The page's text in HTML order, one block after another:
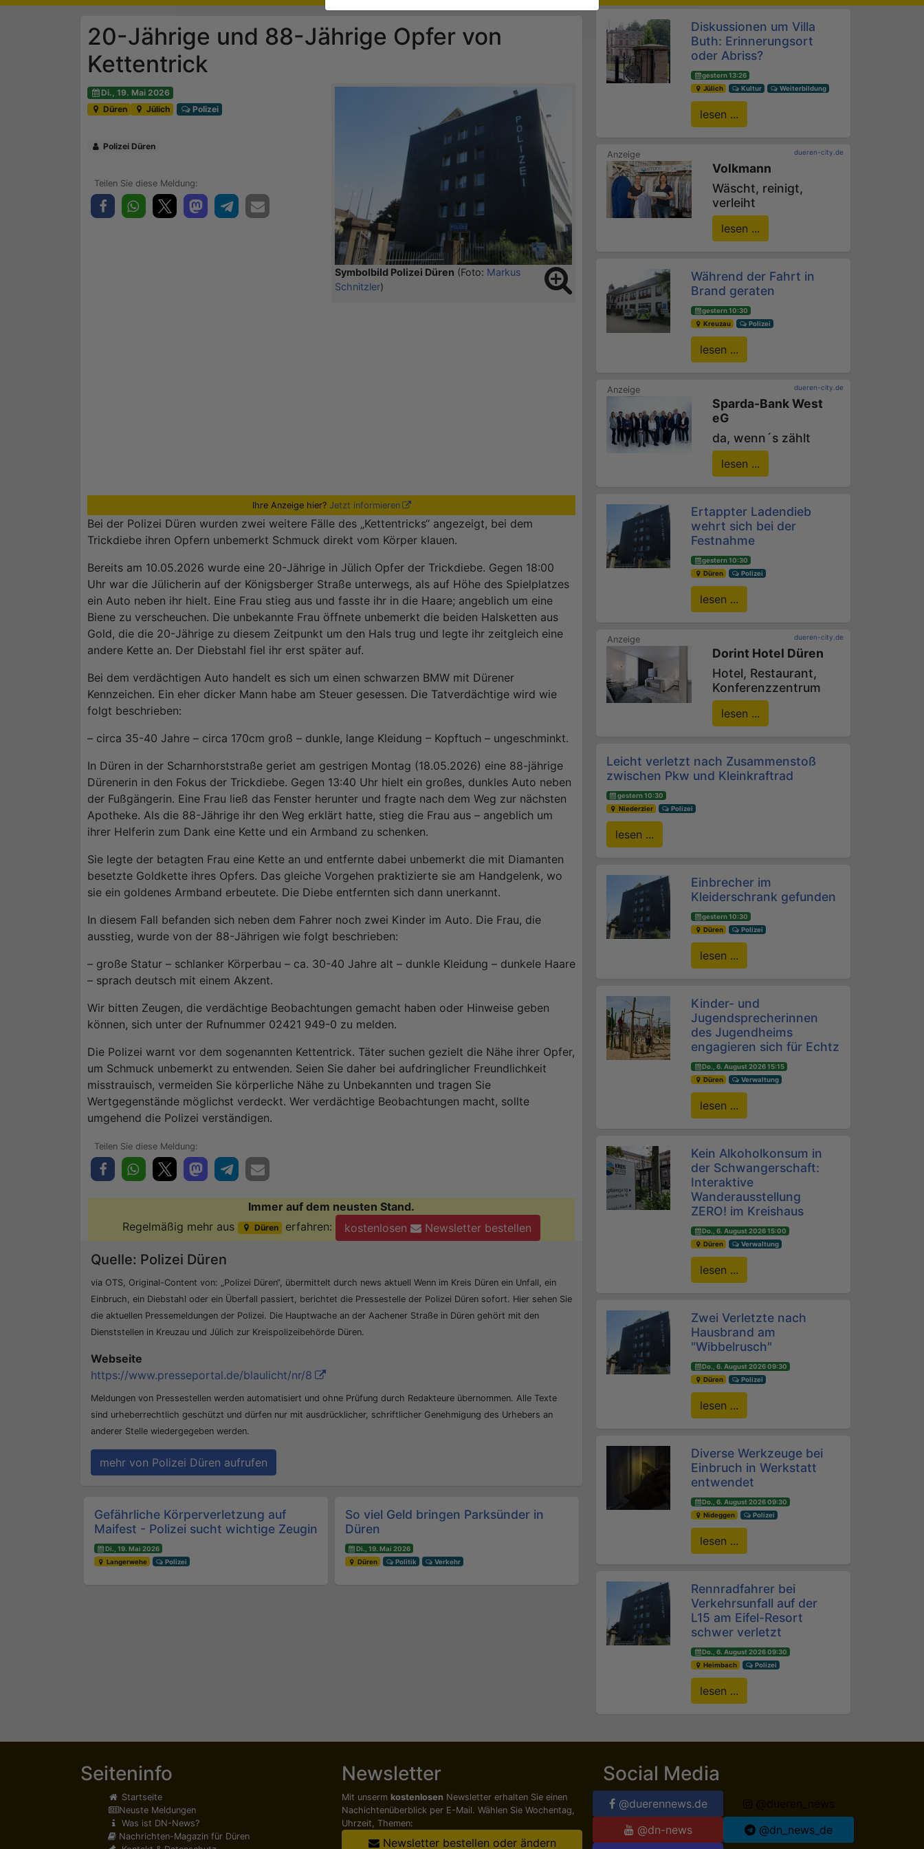
20-Jährige und 88-Jährige Opfer von
Kettentrick
Symbolbild Polizei Düren (Foto: Markus
Schnitzler)
Di., 19. Mai 2026
Düren
Jülich Polizei
Polizei Düren
Ihre Anzeige hier? Jetzt informieren
Bei der Polizei Düren wurden zwei weitere Fälle des „Kettentricks“ angezeigt, bei dem
Trickdiebe ihren Opfern unbemerkt Schmuck direkt vom Körper klauen.
Bereits am 10.05.2026 wurde eine 20-Jährige in Jülich Opfer der Trickdiebe. Gegen 18:00
Uhr war die Jülicherin auf der Königsberger Straße unterwegs, als auf Höhe des Spielplatzes
ein Auto neben ihr hielt. Eine Frau stieg aus und fasste ihr in die Haare; angeblich um eine
Biene zu verscheuchen. Die unbekannte Frau öffnete unbemerkt die beiden Halsketten aus
Gold, die die 20-Jährige zu diesem Zeitpunkt um den Hals trug und legte ihr zeitgleich eine
andere Kette an. Der Diebstahl fiel ihr erst später auf.
Bei dem verdächtigen Auto handelt es sich um einen schwarzen BMW mit Dürener
Kennzeichen. Ein eher dicker Mann habe am Steuer gesessen. Die Tatverdächtige wird wie
folgt beschrieben:
– circa 35-40 Jahre – circa 170cm groß – dunkle, lange Kleidung – Kopftuch – ungeschminkt.
In Düren in der Scharnhorststraße geriet am gestrigen Montag (18.05.2026) eine 88-jährige
Dürenerin in den Fokus der Trickdiebe. Gegen 13:40 Uhr hielt ein großes, dunkles Auto neben
der Fußgängerin. Eine Frau ließ das Fenster herunter und fragte nach dem Weg zur nächsten
Apotheke. Als die 88-Jährige ihr den Weg erklärt hatte, stieg die Frau aus – angeblich um
ihrer Helferin zum Dank eine Kette und ein Armband zu schenken.
Sie legte der betagten Frau eine Kette an und entfernte dabei unbemerkt die mit Diamanten
besetzte Goldkette ihres Opfers. Das gleiche Vorgehen praktizierte sie am Handgelenk, wo
sie ein goldenes Armband erbeutete. Die Diebe entfernten sich dann unerkannt.
In diesem Fall befanden sich neben dem Fahrer noch zwei Kinder im Auto. Die Frau, die
ausstieg, wurde von der 88-Jährigen wie folgt beschrieben:
– große Statur – schlanker Körperbau – ca. 30-40 Jahre alt – dunkle Kleidung – dunkele Haare
– sprach deutsch mit einem Akzent.
Wir bitten Zeugen, die verdächtige Beobachtungen gemacht haben oder Hinweise geben
können, sich unter der Rufnummer 02421 949-0 zu melden.
Die Polizei warnt vor dem sogenannten Kettentrick. Täter suchen gezielt die Nähe ihrer Opfer,
um Schmuck unbemerkt zu entwenden. Seien Sie daher bei aufdringlicher Freundlichkeit
misstrauisch, vermeiden Sie körperliche Nähe zu Unbekannten und tragen Sie
Wertgegenstände möglichst verdeckt. Wer verdächtige Beobachtungen macht, sollte
umgehend die Polizei verständigen.
Immer auf dem neusten Stand.
Regelmäßig mehr aus
Düren erfahren: kostenlosen Newsletter bestellen
Quelle: Polizei Düren
via OTS, Original-Content von: „Polizei Düren“, übermittelt durch news aktuell Wenn im Kreis Düren ein Unfall, ein
Einbruch, ein Diebstahl oder ein Überfall passiert, berichtet die Pressestelle der Polizei Düren sofort. Hier sehen Sie
die aktuellen Pressemeldungen der Polizei. Die Hauptwache an der Aachener Straße in Düren gehört mit den
Dienststellen in Kreuzau und Jülich zur Kreispolizeibehörde Düren.
Webseite
https://www.presseportal.de/blaulicht/nr/8
Meldungen von Pressestellen werden automatisiert und ohne Prüfung durch Redakteure übernommen. Alle Texte
sind urheberrechtlich geschützt und dürfen nur mit ausdrücklicher, schriftlicher Genehmigung des Urhebers an
anderer Stelle wiedergegeben werden.
mehr von Polizei Düren aufrufen
Beitrags-Navigation
Gefährliche Körperverletzung auf
Maifest - Polizei sucht wichtige Zeugin
Di., 19. Mai 2026
Langerwehe
Polizei
So viel Geld bringen Parksünder in
Düren
Di., 19. Mai 2026
Düren
Politik Verkehr
Diskussionen um Villa
Buth: Erinnerungsort
oder Abriss?
gestern 13:26
Jülich
Kultur Weiterbildung
lesen ...
dueren-city.de
Volkmann
Wäscht, reinigt,
verleiht
lesen ...
Während der Fahrt in
Brand geraten
gestern 10:30
Kreuzau
Polizei
lesen ...
dueren-city.de
Sparda-Bank West
eG
da, wenn´s zählt
lesen ...
Ertappter Ladendieb
wehrt sich bei der
Festnahme
gestern 10:30
Düren
Polizei
lesen ...
dueren-city.de
Dorint Hotel Düren
Hotel, Restaurant,
Konferenzzentrum
lesen ...
Leicht verletzt nach Zusammenstoß
zwischen Pkw und Kleinkraftrad
gestern 10:30
Niederzier
Polizei
lesen ...
Einbrecher im
Kleiderschrank gefunden
gestern 10:30
Düren
Polizei
lesen ...
Kinder- und
Jugendsprecherinnen
des Jugendheims
engagieren sich für Echtz
Do., 6. August 2026 15:15
Düren
Verwaltung
lesen ...
Kein Alkoholkonsum in
der Schwangerschaft:
Interaktive
Wanderausstellung
ZERO! im Kreishaus
Do., 6. August 2026 15:00
Düren
Verwaltung
lesen ...
Zwei Verletzte nach
Hausbrand am
"Wibbelrusch"
Do., 6. August 2026 09:30
Düren
Polizei
lesen ...
Diverse Werkzeuge bei
Einbruch in Werkstatt
entwendet
Do., 6. August 2026 09:30
Nideggen
Polizei
lesen ...
Rennradfahrer bei
Verkehrsunfall auf der
L15 am Eifel-Resort
schwer verletzt
Do., 6. August 2026 09:30
Heimbach
Polizei
lesen ...
Seiteninfo
Startseite
Neuste Meldungen
Was ist DN-News?
Nachrichten-Magazin für Düren
Newsletter
Mit unserm kostenlosen Newsletter erhalten Sie einen
Nachichten­überblick per E-Mail. Wählen Sie Wochentag,
Uhrzeit, Themen:
Newsletter bestellen oder ändern
Social Media
@duerennews.de
@dn-news
@dn_news_de